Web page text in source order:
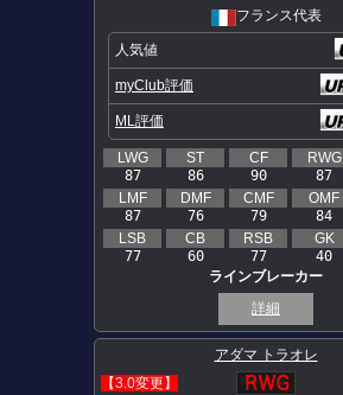
フランス代表
人気値
myClub評価
ML評価
LWG
87
ST
86
CF
90
RWG
87
LMF
87
DMF
76
CMF
79
OMF
84
LSB
77
CB
60
RSB
77
GK
40
ラインブレーカー
詳細
アダマ トラオレ
【3.0変更】